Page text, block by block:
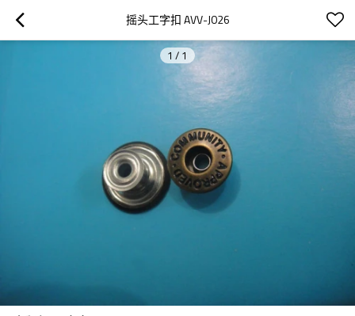
摇头工字扣 AVV-J026
1 / 1